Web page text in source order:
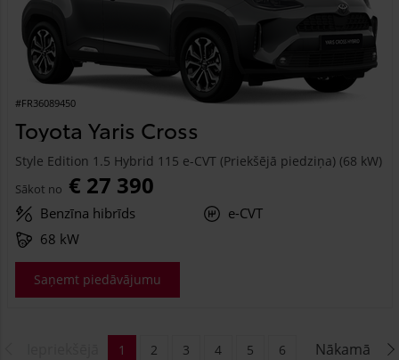
#FR36089450
Toyota Yaris Cross
Style Edition 1.5 Hybrid 115 e-CVT (Priekšējā piedziņa) (68 kW)
Sākot no € 27 390
Benzīna hibrīds
e-CVT
68 kW
Saņemt piedāvājumu
Nākamā
1 2 3 4 5
6